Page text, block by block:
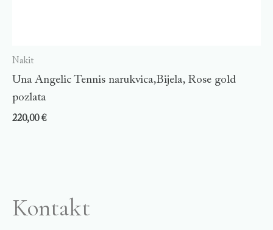
Nakit
Una Angelic Tennis narukvica,Bijela, Rose gold
pozlata
220,00€
Kontakt